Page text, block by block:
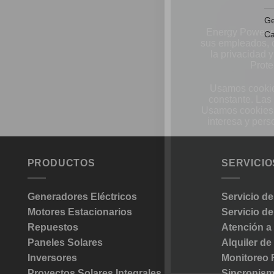
PRODUCTOS
Generadores Eléctricos
Motores Estacionarios
Repuestos
Paneles Solares
Inversores
Servicio
Servicio
Atención a
Alquiler de
Monitoreo
Energy